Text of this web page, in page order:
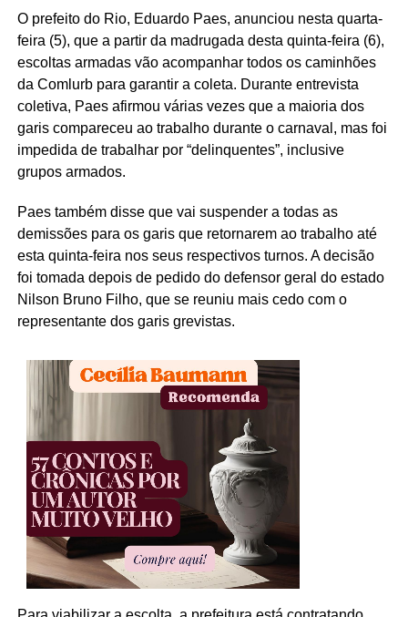
O prefeito do Rio, Eduardo Paes, anunciou nesta quarta-
feira (5), que a partir da madrugada desta quinta-feira (6),
escoltas armadas vão acompanhar todos os caminhões
da Comlurb para garantir a coleta. Durante entrevista
coletiva, Paes afirmou várias vezes que a maioria dos
garis compareceu ao trabalho durante o carnaval, mas foi
impedida de trabalhar por “delinquentes”, inclusive
grupos armados.
Paes também disse que vai suspender a todas as
demissões para os garis que retornarem ao trabalho até
esta quinta-feira nos seus respectivos turnos. A decisão
foi tomada depois de pedido do defensor geral do estado
Nilson Bruno Filho, que se reuniu mais cedo com o
representante dos garis grevistas.